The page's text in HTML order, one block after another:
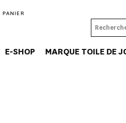
PANIER
E-SHOP MARQUE TOILE DE